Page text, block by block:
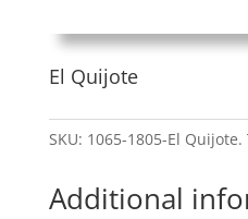
El Quijote
SKU: 1065-1805-El Quijote.
Additional